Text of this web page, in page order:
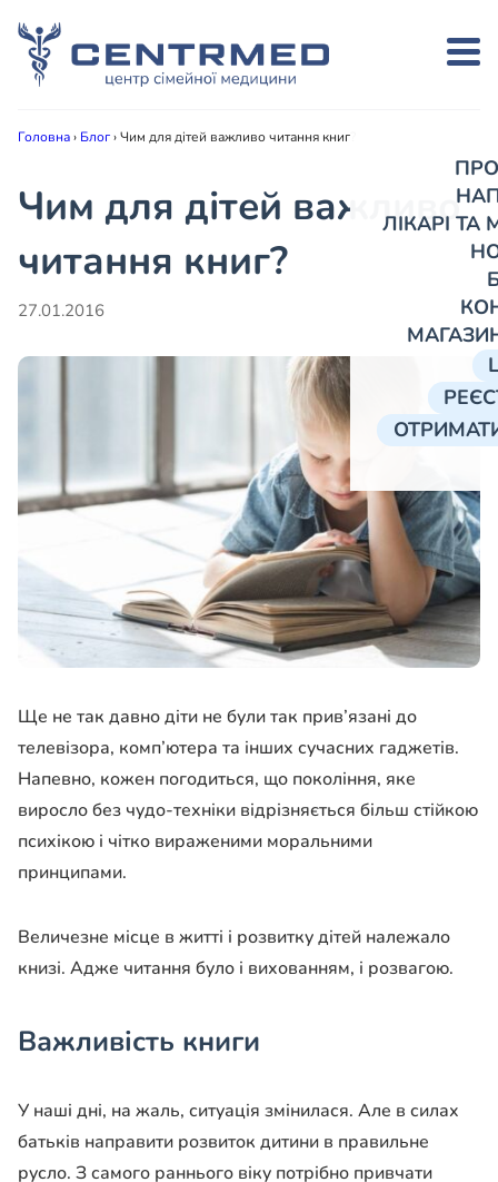
ЛІКАРІ
Головна› Блог›Чим для дітей важливо читання книг?
Чим для дітей важливо
читання книг?
27.01.2016
Ще не так давно діти не були так прив’язані до
телевізора, комп’ютера та інших сучасних гаджетів.
Напевно, кожен погодиться, що покоління, яке
виросло без чудо-техніки відрізняється більш стійкою
психікою і чітко вираженими моральними
принципами.
Величезне місце в житті і розвитку дітей належало
книзі. Адже читання було і вихованням, і розвагою.
Важливість книги
У наші дні, на жаль, ситуація змінилася. Але в силах
батьків направити розвиток дитини в правильне
русло. З самого раннього віку потрібно привчати